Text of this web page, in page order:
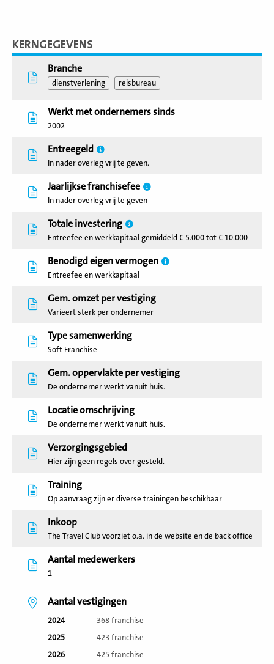
KERNGEGEVENS
Branche
dienstverlening reisbureau
Werkt met ondernemers sinds
2002
Entreegeld
In nader overleg vrij te geven.
Jaarlijkse franchisefee
In nader overleg vrij te geven
Totale investering
Entreefee en werkkapitaal gemiddeld € 5.000 tot € 10.000
Benodigd eigen vermogen
Entreefee en werkkapitaal
Gem. omzet per vestiging
Varieert sterk per ondernemer
Type samenwerking
Soft Franchise
Gem. oppervlakte per vestiging
De ondernemer werkt vanuit huis.
Locatie omschrijving
De ondernemer werkt vanuit huis.
Verzorgingsgebied
Hier zijn geen regels over gesteld.
Training
Op aanvraag zijn er diverse trainingen beschikbaar
Inkoop
The Travel Club voorziet o.a. in de website en de back office
Aantal medewerkers
1
Aantal vestigingen
2024
368 franchise
2025
423 franchise
2026
425 franchise